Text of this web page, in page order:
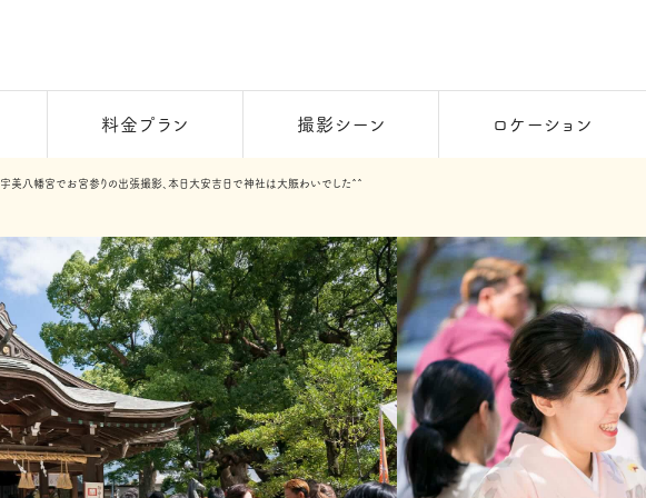
料金プラン 撮影シーン ロケーション
宇美八幡宮でお宮参りの出張撮影、本日大安吉日で神社は大賑わいでした^^